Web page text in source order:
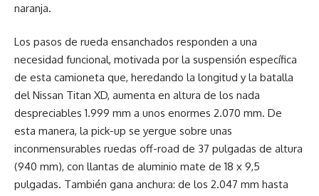
naranja.
Los pasos de rueda ensanchados responden a una
necesidad funcional, motivada por la suspensión específica
de esta camioneta que, heredando la longitud y la batalla
del Nissan Titan XD, aumenta en altura de los nada
despreciables 1.999 mm a unos enormes 2.070 mm. De
esta manera, la pick-up se yergue sobre unas
inconmensurables ruedas off-road de 37 pulgadas de altura
(940 mm), con llantas de aluminio mate de 18 x 9,5
pulgadas. También gana anchura: de los 2.047 mm hasta